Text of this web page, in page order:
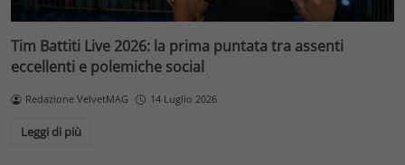
Tim Battiti Live 2026: la prima puntata tra assenti
eccellenti e polemiche social
Redazione VelvetMAG 14 Luglio 2026
Leggi di più